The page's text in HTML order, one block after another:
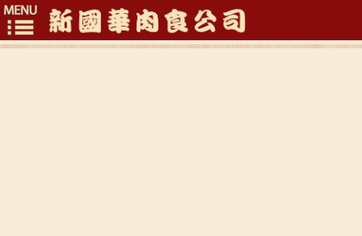
Toggle